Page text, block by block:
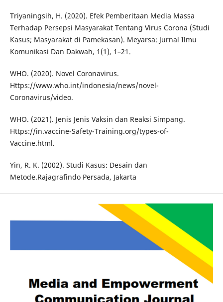
Triyaningsih, H. (2020). Efek Pemberitaan Media Massa
Terhadap Persepsi Masyarakat Tentang Virus Corona (Studi
Kasus; Masyarakat di Pamekasan). Meyarsa: Jurnal Ilmu
Komunikasi Dan Dakwah, 1(1), 1–21.
WHO. (2020). Novel Coronavirus.
Https://www.who.int/indonesia/news/novel-
Coronavirus/video.
WHO. (2021). Jenis Jenis Vaksin dan Reaksi Simpang.
Https://in.vaccine-Safety-Training.org/types-of-
Vaccine.html.
Yin, R. K. (2002). Studi Kasus: Desain dan
Metode.Rajagrafindo Persada, Jakarta